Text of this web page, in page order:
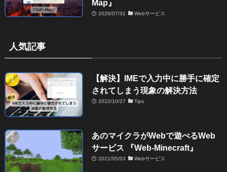
Map』
2026/07/31 Webサービス
人気記事
【解決】IMEで入力中に勝手に確定
されてしまう現象の解決方法
2022/10/27 Tips
あのマイクラがWebで遊べるWeb
サービス 『Web-Minecraft』
2021/05/03 Webサービス